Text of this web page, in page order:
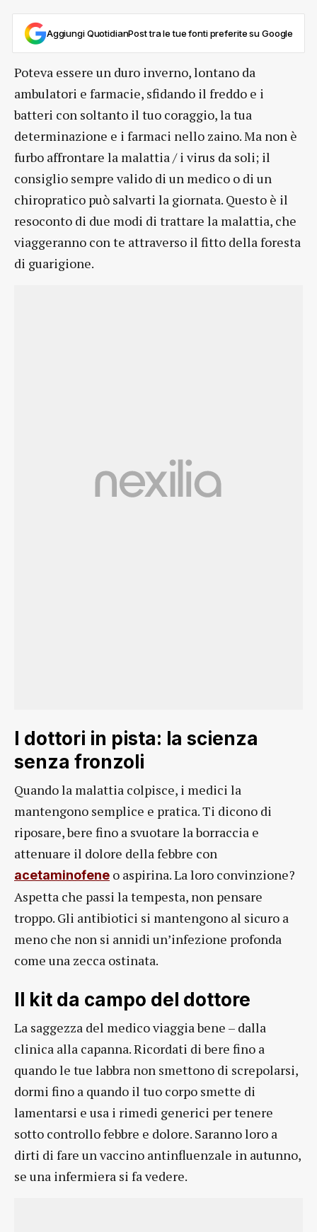
Aggiungi QuotidianPost tra le tue fonti preferite su Google
Poteva essere un duro inverno, lontano da
ambulatori e farmacie, sfidando il freddo e i
batteri con soltanto il tuo coraggio, la tua
determinazione e i farmaci nello zaino. Ma non è
furbo affrontare la malattia / i virus da soli; il
consiglio sempre valido di un medico o di un
chiropratico può salvarti la giornata. Questo è il
resoconto di due modi di trattare la malattia, che
viaggeranno con te attraverso il fitto della foresta
di guarigione.
I dottori in pista: la scienza
senza fronzoli
Quando la malattia colpisce, i medici la
mantengono semplice e pratica. Ti dicono di
riposare, bere fino a svuotare la borraccia e
attenuare il dolore della febbre con
acetaminofene o aspirina. La loro convinzione?
Aspetta che passi la tempesta, non pensare
troppo. Gli antibiotici si mantengono al sicuro a
meno che non si annidi un’infezione profonda
come una zecca ostinata.
Il kit da campo del dottore
La saggezza del medico viaggia bene – dalla
clinica alla capanna. Ricordati di bere fino a
quando le tue labbra non smettono di screpolarsi,
dormi fino a quando il tuo corpo smette di
lamentarsi e usa i rimedi generici per tenere
sotto controllo febbre e dolore. Saranno loro a
dirti di fare un vaccino antinfluenzale in autunno,
se una infermiera si fa vedere.